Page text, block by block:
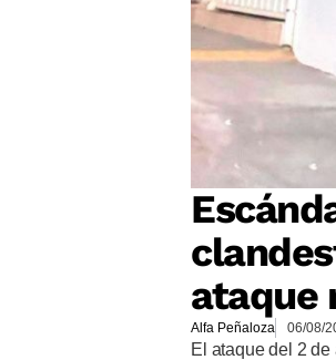
ataque
Alfa Peñaloza 06/08/
El ataque del 2